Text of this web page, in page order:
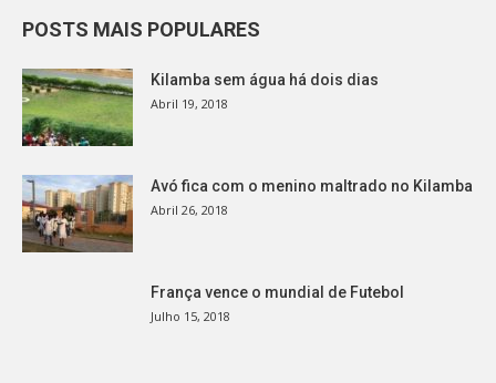
POSTS MAIS POPULARES
Kilamba sem água há dois dias
Abril 19, 2018
Avó fica com o menino maltrado no Kilamba
Abril 26, 2018
França vence o mundial de Futebol
Julho 15, 2018